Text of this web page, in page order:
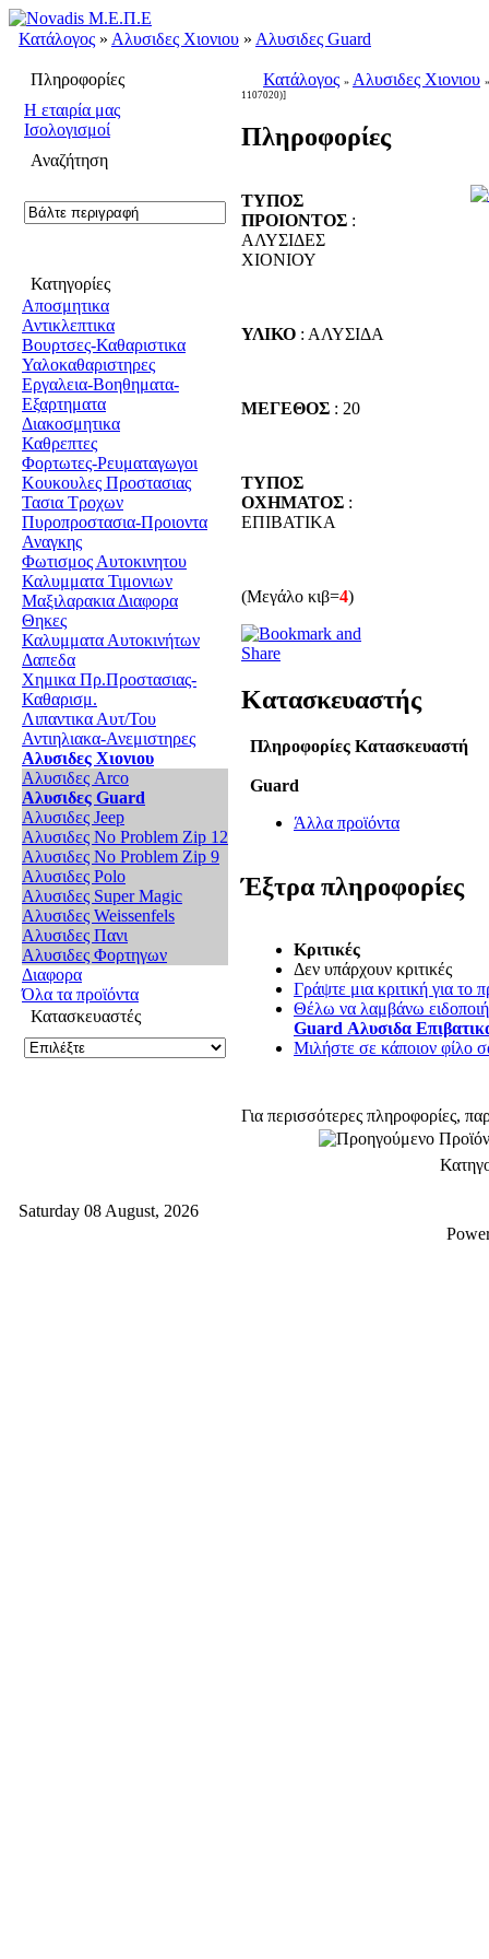
Κατάλογος » Αλυσιδες Χιονιου » Αλυσιδες Guard
Πληροφορίες
H εταιρία μας
Ισολογισμοί
Αναζήτηση
Κατηγορίες
Αποσμητικα
Αντικλεπτικα
Βουρτσες-Καθαριστικα
Υαλοκαθαριστηρες
Εργαλεια-Βοηθηματα-
Εξαρτηματα
Διακοσμητικα
Καθρεπτες
Φορτωτες-Ρευματαγωγοι
Κουκουλες Προστασιας
Τασια Τροχων
Πυροπροστασια-Προιοντα
Αναγκης
Φωτισμος Αυτοκινητου
Καλυμματα Τιμονιων
Μαξιλαρακια Διαφορα
Θηκες
Καλυμματα Αυτοκινήτων
Δαπεδα
Χημικα Πρ.Προστασιας-
Καθαρισμ.
Λιπαντικα Αυτ/Του
Αντιηλιακα-Ανεμιστηρες
Αλυσιδες Χιονιου
Αλυσιδες Arco
Αλυσιδες Guard
Αλυσιδες Jeep
Αλυσιδες No Problem Zip 12
Αλυσιδες No Problem Zip 9
Αλυσιδες Polo
Αλυσιδες Super Magic
Αλυσιδες Weissenfels
Αλυσιδες Πανι
Αλυσιδες Φορτηγων
Διαφορα
Όλα τα προϊόντα
Κατασκευαστές
Κατάλογος » Αλυσιδες Χιονιου »
1107020)]
Πληροφορίες
ΤΥΠΟΣ
ΠΡΟΙΟΝΤΟΣ :
ΑΛΥΣΙΔΕΣ
ΧΙΟΝΙΟΥ
ΥΛΙΚΟ : ΑΛΥΣΙΔΑ
ΜΕΓΕΘΟΣ : 20
ΤΥΠΟΣ
ΟΧΗΜΑΤΟΣ :
ΕΠΙΒΑΤΙΚΑ
(Μεγάλο κιβ=4)
Κατασκευαστής
Πληροφορίες Κατασκευαστή
Guard
Άλλα προϊόντα
Έξτρα πληροφορίες
Κριτικές
Δεν υπάρχουν κριτικές
Γράψτε μια κριτική για το
Θέλω να λαμβάνω
Guard Αλυσιδα
Μιλήστε σε κάποιον φίλο
Για περισσότερες πληροφορίες,
Saturday 08 August, 2026